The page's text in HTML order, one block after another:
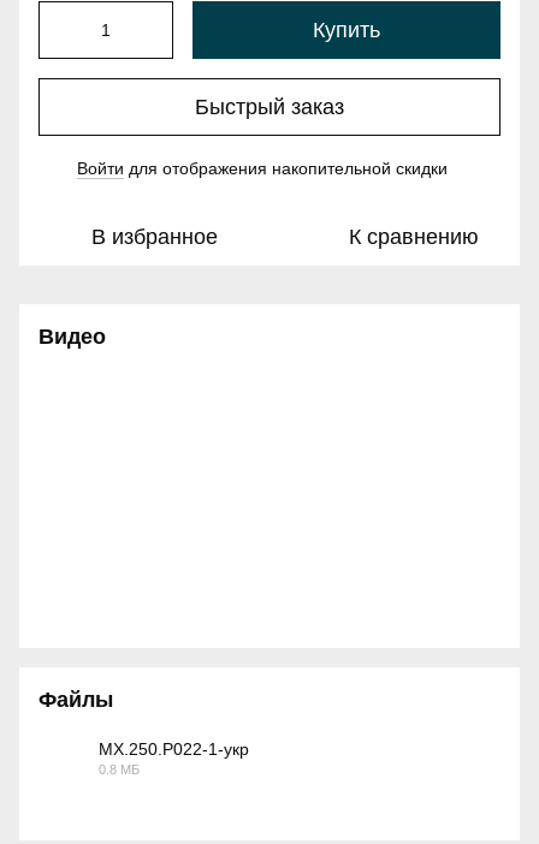
Купить
Быстрый заказ
Войти для отображения накопительной скидки
В избранное К сравнению
Видео
Файлы
MX.250.P022-1-укр
0.8 МБ